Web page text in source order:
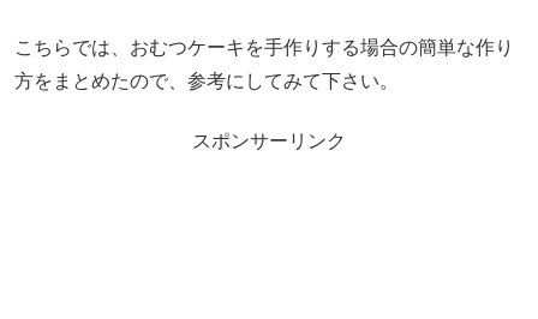
こちらでは、おむつケーキを手作りする場合の簡単な作り
方をまとめたので、参考にしてみて下さい。
スポンサーリンク